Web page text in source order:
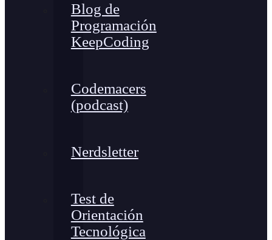
Blog de
Programación
KeepCoding
Codemacers
(podcast)
Nerdsletter
Test de
Orientación
Tecnológica